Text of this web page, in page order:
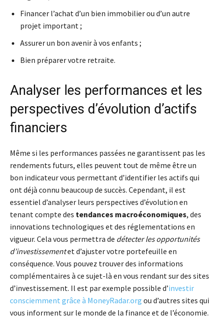
Financer l’achat d’un bien immobilier ou d’un autre
projet important ;
Assurer un bon avenir à vos enfants ;
Bien préparer votre retraite.
Analyser les performances et les
perspectives d’évolution d’actifs
financiers
Même si les performances passées ne garantissent pas les
rendements futurs, elles peuvent tout de même être un
bon indicateur vous permettant d’identifier les actifs qui
ont déjà connu beaucoup de succès. Cependant, il est
essentiel d’analyser leurs perspectives d’évolution en
tenant compte des tendances macroéconomiques, des
innovations technologiques et des réglementations en
vigueur. Cela vous permettra de détecter les opportunités
d’investissementet d’ajuster votre portefeuille en
conséquence. Vous pouvez trouver des informations
complémentaires à ce sujet-là en vous rendant sur des sites
d’investissement. Il est par exemple possible d’investir
consciemment grâce à MoneyRadar.org ou d’autres sites qui
vous informent sur le monde de la finance et de l’économie.